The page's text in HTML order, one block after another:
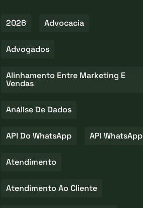
2026 Advocacia
Advogados
Alinhamento Entre Marketing E
Vendas
Análise De Dados
API Do WhatsApp API WhatsApp
Atendimento
Atendimento Ao Cliente